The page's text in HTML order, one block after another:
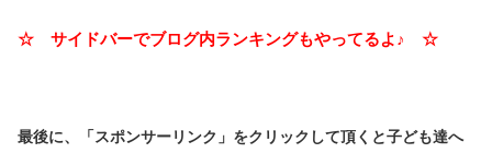
☆ サイドバーでブログ内ランキングもやってるよ♪ ☆
最後に、「スポンサーリンク」をクリックして頂くと子ども達へ